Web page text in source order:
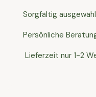
Sorgfältig
Persönliche
Lieferzeit nur 1-2